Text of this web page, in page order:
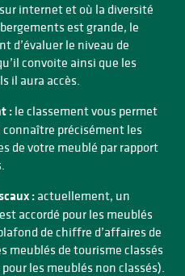
internet et où la diversité
est grande, le
d’évaluer le niveau de
convoite ainsi que les
il aura accès.
: le classement vous permet
précisément les
de votre meublé par rapport
: actuellement, un
accordé pour les meublés
de chiffre d’affaires de
meublés de tourisme classés
les meublés non classés).